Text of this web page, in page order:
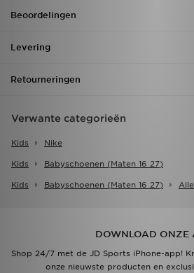
Beoordelingen
Levering
Retourneringen
Verwante categorieën
Kids Nike
Kids Babyschoenen (maten 16 27)
Kids Babyschoenen (maten 16 27)
DOWNLOAD ONZE
Shop 24/7 met de JD Sports iPhone-app!
onze nieuwste producten en